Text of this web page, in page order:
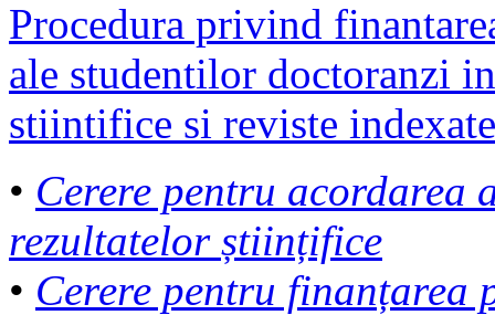
Procedura privind
ale studentilor doctoranzi
stiintifice si reviste
• Cerere pentru acordarea
rezultatelor științifice
• Cerere pentru